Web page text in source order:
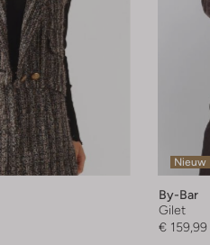
Nieuw
By-Bar
Gilet
€ 159,99